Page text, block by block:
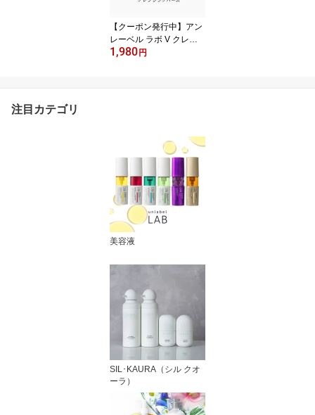
【クーポン発行中】アン
レーベル ラボ V クレン
ジングバームBL 90g ビ
1,980円
注目カテゴリ
美容液
SIL･KAURA（シル クオ
ーラ）